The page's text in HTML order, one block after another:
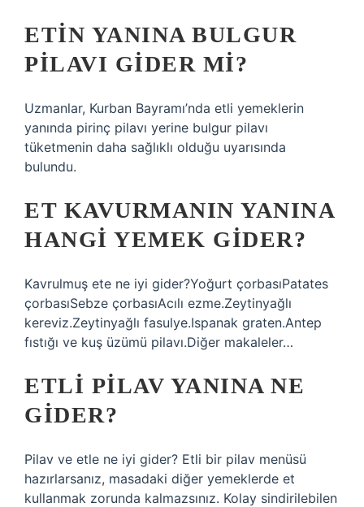
ETIN YANINA BULGUR
PILAVI GIDER MI?
Uzmanlar, Kurban Bayramı’nda etli yemeklerin
yanında pirinç pilavı yerine bulgur pilavı
tüketmenin daha sağlıklı olduğu uyarısında
bulundu.
ET KAVURMANIN YANINA
HANGI YEMEK GIDER?
Kavrulmuş ete ne iyi gider?Yoğurt çorbasıPatates
çorbasıSebze çorbasıAcılı ezme.Zeytinyağlı
kereviz.Zeytinyağlı fasulye.Ispanak graten.Antep
fıstığı ve kuş üzümü pilavı.Diğer makaleler…
ETLI PILAV YANINA NE
GIDER?
Pilav ve etle ne iyi gider? Etli bir pilav menüsü
hazırlarsanız, masadaki diğer yemeklerde et
kullanmak zorunda kalmazsınız. Kolay sindirilebilen